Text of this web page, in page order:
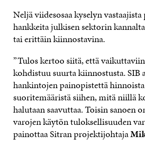
Neljä viidesosaa kyselyn vastaajista
hankkeita julkisen sektorin
tai erittäin kiinnostavina.
”Tulos kertoo siitä, että
kohdistuu suurta kiinnostusta. SIB
hankintojen painopistettä
suoritemääristä siihen, mitä niillä
halutaan saavuttaa. Toisin sanoen
varojen käytön tuloksellisuuden
painottaa Sitran projektijohtaja